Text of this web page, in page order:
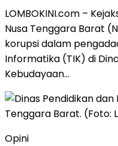
LOMBOKINI.com –
Nusa Tenggara Barat
korupsi dalam
Informatika (TIK) di
Kebudayaan…
Opini